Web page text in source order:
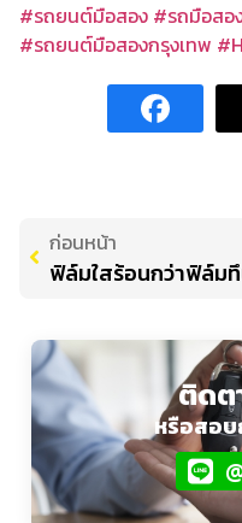
#รถยนต์มือสอง #รถมือสอ
#รถยนต์มือสองกรุงเทพ
ก่อนหน้า
ติดต
หรือสอบ